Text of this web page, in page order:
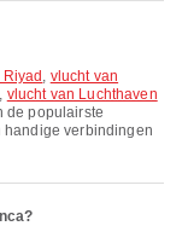
, vlucht van
, vlucht van Luchthaven
de populairste
handige verbindingen